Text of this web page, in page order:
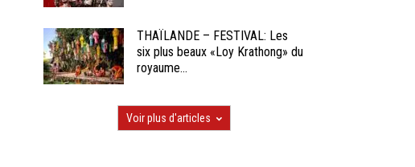
THAÏLANDE – FESTIVAL: Les
six plus beaux «Loy Krathong» du
royaume...
Voir plus d'articles